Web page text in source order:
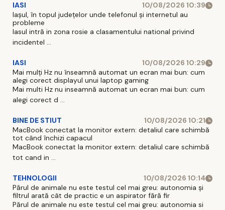
IASI
10/08/2026 10:39
Iașul, în topul județelor unde telefonul și internetul au
probleme
Iasul intră in zona rosie a clasamentului national privind
incidentel ...
IASI
10/08/2026 10:29
Mai mulți Hz nu înseamnă automat un ecran mai bun: cum
alegi corect displayul unui laptop gaming
Mai multi Hz nu inseamnă automat un ecran mai bun: cum
alegi corect d ...
BINE DE STIUT
10/08/2026 10:21
MacBook conectat la monitor extern: detaliul care schimbă
tot când închizi capacul
MacBook conectat la monitor extern: detaliul care schimbă
tot cand in ...
TEHNOLOGII
10/08/2026 10:14
Părul de animale nu este testul cel mai greu: autonomia și
filtrul arată cât de practic e un aspirator fără fir
Părul de animale nu este testul cel mai greu: autonomia si